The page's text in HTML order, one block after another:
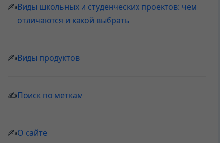
✍Виды школьных и студенческих проектов: чем
отличаются и какой выбрать
✍Виды продуктов
✍Поиск по меткам
✍О сайте